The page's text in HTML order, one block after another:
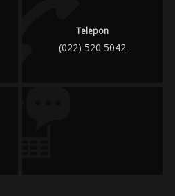
Telepon
(022) 520 5042